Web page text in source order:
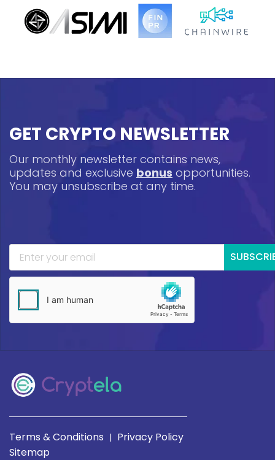
GET CRYPTO NEWSLETTER
Our monthly newsletter contains news,
updates and exclusive bonus opportunities.
You may unsubscribe at any time.
Terms & Conditions | Privacy Policy
Sitemap